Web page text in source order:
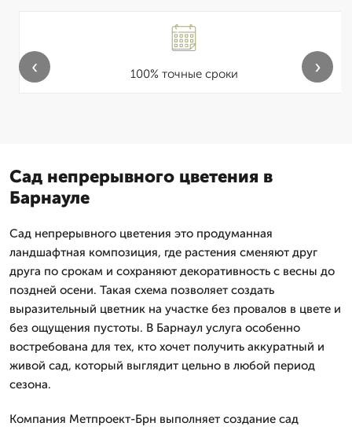
100% точные сроки
‹ ›
Сад непрерывного цветения в
Барнауле
Сад непрерывного цветения это продуманная
ландшафтная композиция, где растения сменяют друг
друга по срокам и сохраняют декоративность с весны до
поздней осени. Такая схема позволяет создать
выразительный цветник на участке без провалов в цвете и
без ощущения пустоты. В Барнаул услуга особенно
востребована для тех, кто хочет получить аккуратный и
живой сад, который выглядит цельно в любой период
сезона.
Компания Метпроект-Брн выполняет создание сад